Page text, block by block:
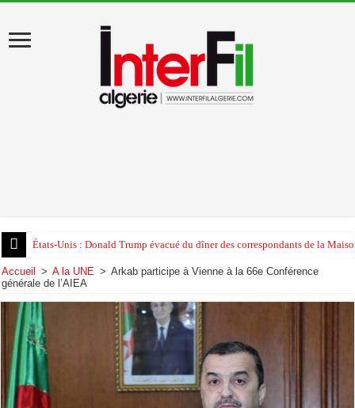
États-Unis : Donald Trump évacué du dîner des correspondants de la
Accueil > A la UNE > Arkab participe à Vienne à la 66e Conférence
générale de l’AIEA